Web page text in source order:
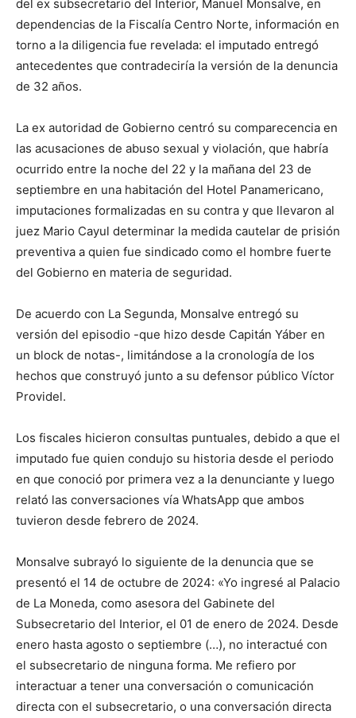
del ex subsecretario del Interior, Manuel Monsalve, en
dependencias de la Fiscalía Centro Norte, información en
torno a la diligencia fue revelada: el imputado entregó
antecedentes que contradeciría la versión de la denuncia
de 32 años.
La ex autoridad de Gobierno centró su comparecencia en
las acusaciones de abuso sexual y violación, que habría
ocurrido entre la noche del 22 y la mañana del 23 de
septiembre en una habitación del Hotel Panamericano,
imputaciones formalizadas en su contra y que llevaron al
juez Mario Cayul determinar la medida cautelar de prisión
preventiva a quien fue sindicado como el hombre fuerte
del Gobierno en materia de seguridad.
De acuerdo con La Segunda, Monsalve entregó su
versión del episodio -que hizo desde Capitán Yáber en
un block de notas-, limitándose a la cronología de los
hechos que construyó junto a su defensor público Víctor
Providel.
Los fiscales hicieron consultas puntuales, debido a que el
imputado fue quien condujo su historia desde el periodo
en que conoció por primera vez a la denunciante y luego
relató las conversaciones vía WhatsApp que ambos
tuvieron desde febrero de 2024.
Monsalve subrayó lo siguiente de la denuncia que se
presentó el 14 de octubre de 2024: «Yo ingresé al Palacio
de La Moneda, como asesora del Gabinete del
Subsecretario del Interior, el 01 de enero de 2024. Desde
enero hasta agosto o septiembre (…), no interactué con
el subsecretario de ninguna forma. Me refiero por
interactuar a tener una conversación o comunicación
directa con el subsecretario, o una conversación directa